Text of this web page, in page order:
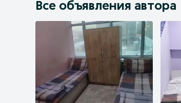
Все объявления автора